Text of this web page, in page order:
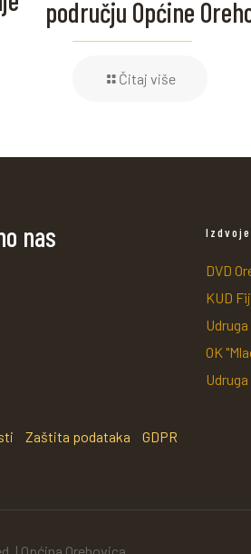
području Općine
Čitaj više
nas
Zaštita podataka GDPR
DVD
KUD
OK